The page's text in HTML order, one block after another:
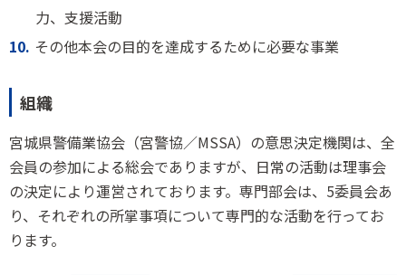
力、支援活動
10. その他本会の目的を達成するために必要な事業
組織
宮城県警備業協会（宮警協／MSSA）の意思決定機関は、全
会員の参加による総会でありますが、日常の活動は理事会
の決定により運営されております。専門部会は、5委員会あ
り、それぞれの所掌事項について専門的な活動を行ってお
ります。